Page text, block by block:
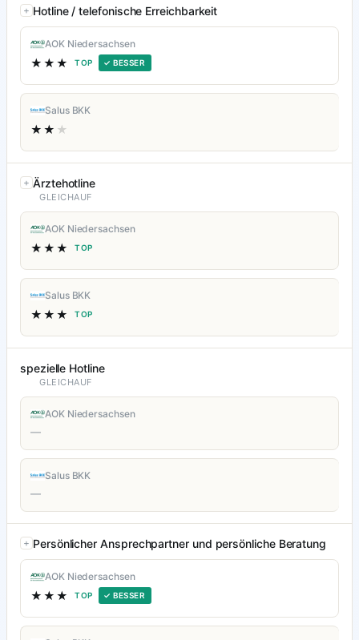
Hotline / telefonische Erreichbarkeit
AOK Niedersachsen
★★★ TOP ✓ BESSER
Salus BKK
★★ ★
Ärztehotline
GLEICHAUF
AOK Niedersachsen
★★★ TOP
Salus BKK
★★★ TOP
spezielle Hotline
GLEICHAUF
AOK Niedersachsen
—
Salus BKK
—
Persönlicher Ansprechpartner und persönliche Beratung
AOK Niedersachsen
★★★ TOP ✓ BESSER